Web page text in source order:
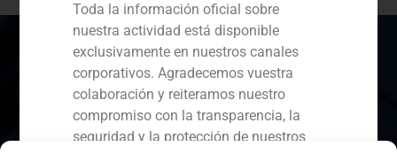
España Portugal Colombia
Ecuador Perú Chile China
Toda la información oficial sobre
nuestra actividad está disponible
exclusivamente en nuestros canales
corporativos. Agradecemos vuestra
colaboración y reiteramos nuestro
compromiso con la transparencia, la
seguridad y la protección de nuestros